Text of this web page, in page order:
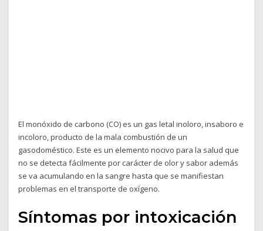
El monóxido de carbono (CO) es un gas letal inoloro, insaboro e
incoloro, producto de la mala combustión de un
gasodoméstico. Este es un elemento nocivo para la salud que
no se detecta fácilmente por carácter de olor y sabor además
se va acumulando en la sangre hasta que se manifiestan
problemas en el transporte de oxígeno.
Síntomas por intoxicación